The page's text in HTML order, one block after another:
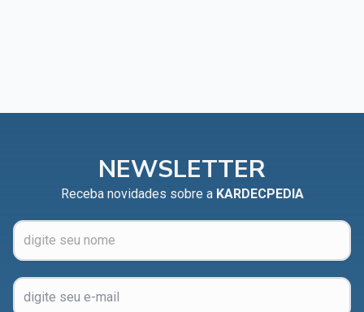
NEWSLETTER
Receba novidades sobre a KARDECPEDIA